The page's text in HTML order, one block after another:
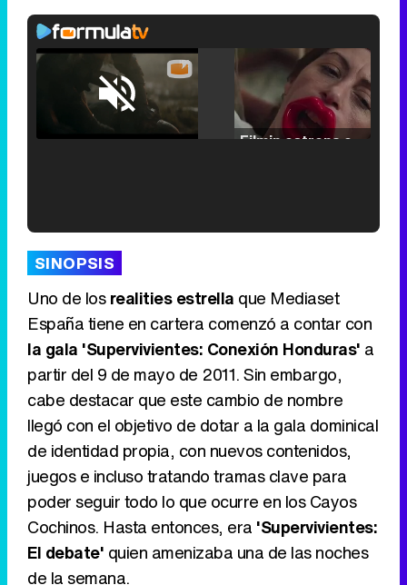
Unmute /
Loaded:
25.30%
Tráiler de '33 días', la nueva serie de Atresplayer con Julián Villagrán y José Manuel Poga
Tráiler de la tercera temporada de 'The Walking Dead: Dead City' de AMC+
SINOPSIS
Uno de losrealities estrella que Mediaset
España tiene en cartera comenzó a contar con
la gala 'Supervivientes: Conexión Honduras' a
partir del 9 de mayo de 2011. Sin embargo,
cabe destacar que este cambio de nombre
llegó con el objetivo de dotar a la gala dominical
de identidad propia, con nuevos contenidos,
juegos e incluso tratando tramas clave para
poder seguir todo lo que ocurre en los Cayos
Cochinos. Hasta entonces, era 'Supervivientes:
El debate' quien amenizaba una de las noches
de la semana.